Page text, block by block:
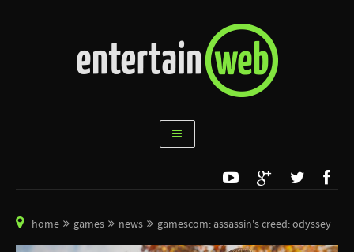
home games news gamescom: assassin's creed: odyssey